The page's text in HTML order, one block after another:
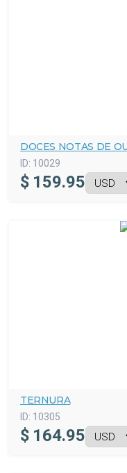
DOCES NOTAS DE
ID: 10029
$ 159.95
TERNURA
ID: 10305
$ 164.95